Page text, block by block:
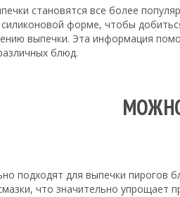
становятся все более
форме, чтобы
выпечки. Эта информация
блюд.
подходят для выпечки пирогов
что значительно упрощает